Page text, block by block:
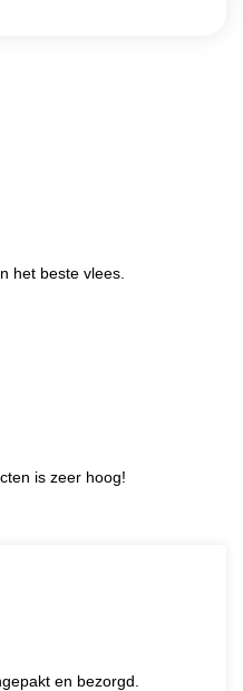
het beste vlees.
is zeer hoog!
en bezorgd.